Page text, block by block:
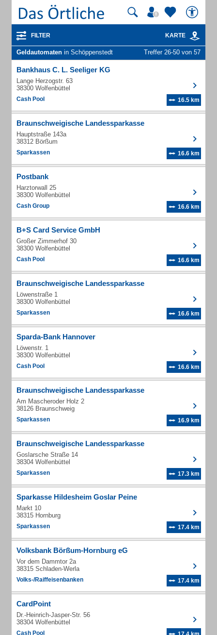
FILTER KARTE
Geldautomaten in Schöppenstedt Treffer 26-50 von 57
Bankhaus C. L. Seeliger KG
Lange Herzogstr. 63
38300 Wolfenbüttel
Cash Pool 16.5 km
Braunschweigische Landessparkasse
Hauptstraße 143a
38312 Börßum
Sparkassen 16.6 km
Postbank
Harztorwall 25
38300 Wolfenbüttel
Cash Group 16.6 km
B+S Card Service GmbH
Großer Zimmerhof 30
38300 Wolfenbüttel
Cash Pool 16.6 km
Braunschweigische Landessparkasse
Löwenstraße 1
38300 Wolfenbüttel
Sparkassen 16.6 km
Sparda-Bank Hannover
Löwenstr. 1
38300 Wolfenbüttel
Cash Pool 16.6 km
Braunschweigische Landessparkasse
Am Mascheroder Holz 2
38126 Braunschweig
Sparkassen 16.9 km
Braunschweigische Landessparkasse
Goslarsche Straße 14
38304 Wolfenbüttel
Sparkassen 17.3 km
Sparkasse Hildesheim Goslar Peine
Markt 10
38315 Hornburg
Sparkassen 17.4 km
Volksbank Börßum-Hornburg eG
Vor dem Dammtor 2a
38315 Schladen-Werla
Volks-/Raiffeisenbanken 17.4 km
CardPoint
Dr.-Heinrich-Jasper-Str. 56
38304 Wolfenbüttel
Cash Pool